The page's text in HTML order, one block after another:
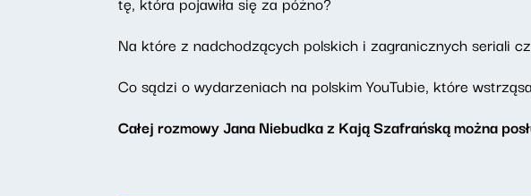
Na które z nadchodzących polskich i zagranicznych seriali
Co sądzi o wydarzeniach na polskim YouTubie, które
Całej rozmowy Jana Niebudka z Kają Szafrańską można